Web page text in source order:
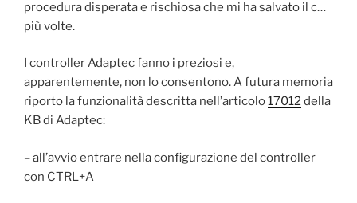
procedura disperata e rischiosa che mi ha salvato il c…
più volte.
I controller Adaptec fanno i preziosi e,
apparentemente, non lo consentono. A futura memoria
riporto la funzionalità descritta nell’articolo17012della
KB di Adaptec:
– all’avvio entrare nella configurazione del controller
con CTRL+A